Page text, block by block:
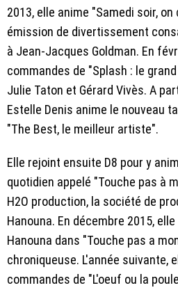
2013, elle anime "Samedi soir,
émission de divertissement
à Jean-Jacques Goldman. En
commandes de "Splash : le
Julie Taton et Gérard Vivès. A
Estelle Denis anime le nouveau
"The Best, le meilleur artiste".
Elle rejoint ensuite D8 pour y
quotidien appelé "Touche pas à
H2O production, la société de
Hanouna. En décembre 2015,
Hanouna dans "Touche pas a
chroniqueuse. L'année suivante,
commandes de "L'oeuf ou la